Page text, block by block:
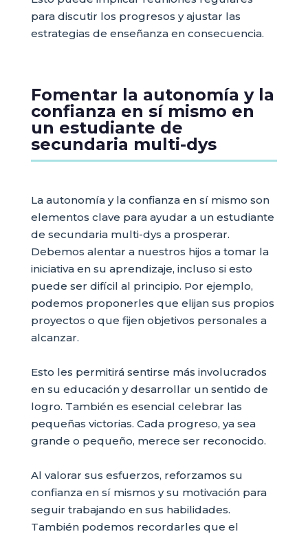
para discutir los progresos y ajustar las
estrategias de enseñanza en consecuencia.
Fomentar la autonomía y la
confianza en sí mismo en
un estudiante de
secundaria multi-dys
La autonomía y la confianza en sí mismo son
elementos clave para ayudar a un estudiante
de secundaria multi-dys a prosperar.
Debemos alentar a nuestros hijos a tomar la
iniciativa en su aprendizaje, incluso si esto
puede ser difícil al principio. Por ejemplo,
podemos proponerles que elijan sus propios
proyectos o que fijen objetivos personales a
alcanzar.
Esto les permitirá sentirse más involucrados
en su educación y desarrollar un sentido de
logro. También es esencial celebrar las
pequeñas victorias. Cada progreso, ya sea
grande o pequeño, merece ser reconocido.
Al valorar sus esfuerzos, reforzamos su
confianza en sí mismos y su motivación para
seguir trabajando en sus habilidades.
También podemos recordarles que el